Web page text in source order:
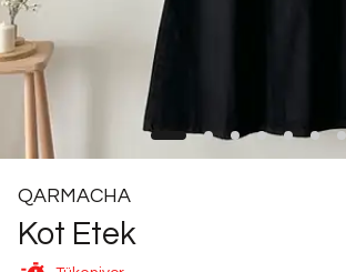
QARMACHA
Kot Etek